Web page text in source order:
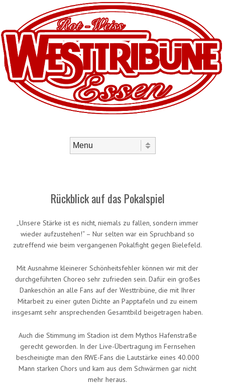
Rückblick auf das Pokalspiel
„Unsere Stärke ist es nicht, niemals zu fallen, sondern immer
wieder aufzustehen!“ – Nur selten war ein Spruchband so
zutreffend wie beim vergangenen Pokalfight gegen Bielefeld.
Mit Ausnahme kleinerer Schönheitsfehler können wir mit der
durchgeführten Choreo sehr zufrieden sein. Dafür ein großes
Dankeschön an alle Fans auf der Westtribüne, die mit Ihrer
Mitarbeit zu einer guten Dichte an Papptafeln und zu einem
insgesamt sehr ansprechenden Gesamtbild beigetragen haben.
Auch die Stimmung im Stadion ist dem Mythos Hafenstraße
gerecht geworden. In der Live-Übertragung im Fernsehen
bescheinigte man den RWE-Fans die Lautstärke eines 40.000
Mann starken Chors und kam aus dem Schwärmen gar nicht
mehr heraus.